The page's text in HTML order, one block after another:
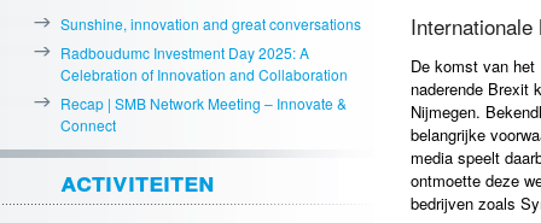
inhoud
inhoud
​De komst van het
naderende Brexit
Nijmegen.
belangrijke
media speelt
ontmoette deze
bedrijven zoals
Sunshine, innovation and great conversations
Radboudumc Investment Day 2025: A
Celebration of Innovation and Collaboration
Recap | SMB Network Meeting – Innovate &
Connect
activiteiten